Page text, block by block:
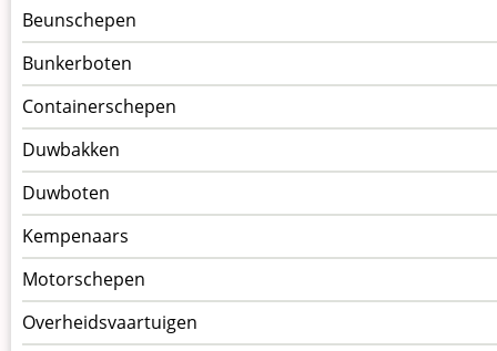
Menu
Schepen
Beunschepen
Bunkerboten
Containerschepen
Duwbakken
Duwboten
Kempenaars
Motorschepen
Overheidsvaartuigen